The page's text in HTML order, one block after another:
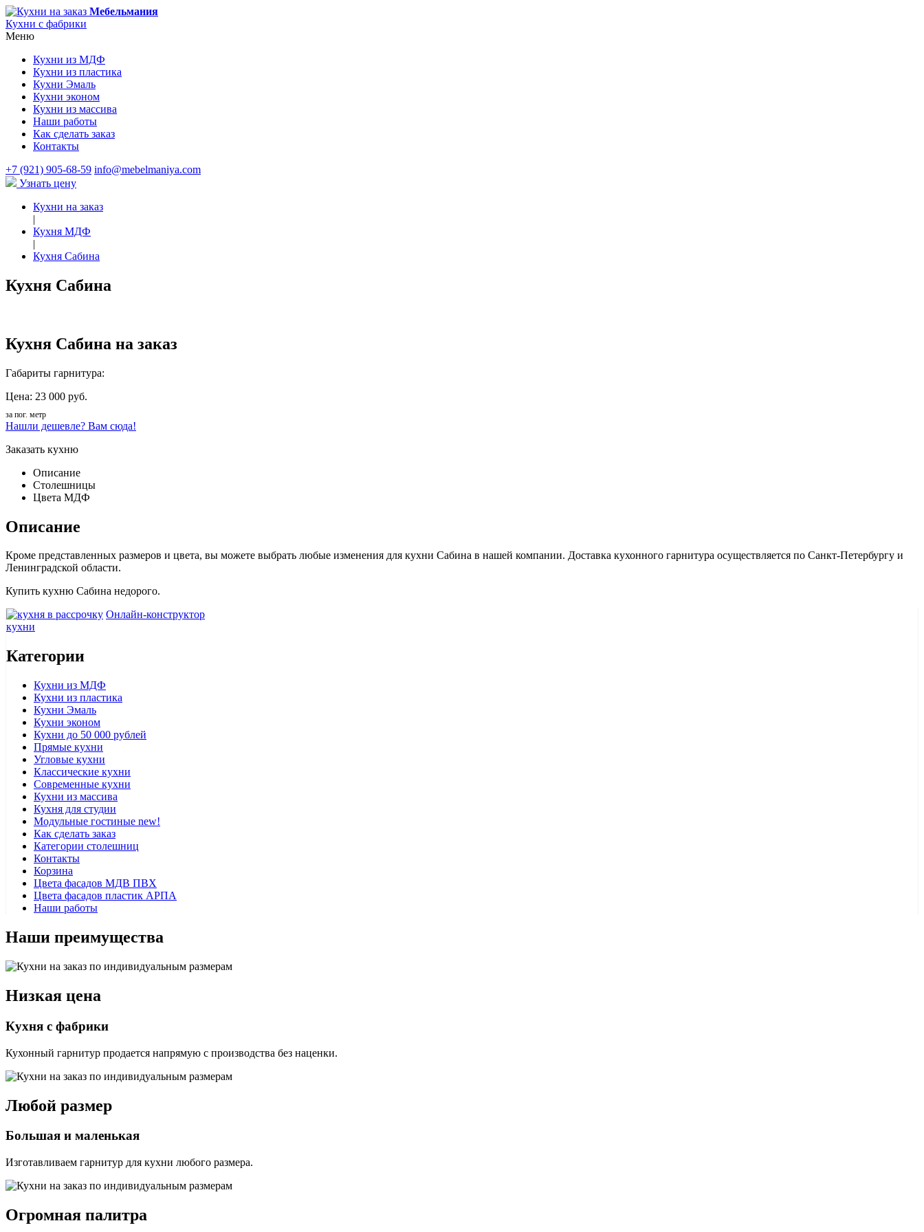
Мебельмания
Кухни с фабрики
Меню
Кухни из МДФ
Кухни из пластика
Кухни Эмаль
Кухни эконом
Кухни из массива
Наши работы
Как сделать заказ
Контакты
+7 (921) 905-68-59 info@mebelmaniya.com
Узнать цену
Кухни на заказ
|
Кухня МДФ
|
Кухня Сабина
Кухня Сабина
Кухня Сабина на заказ
Габариты гарнитура:
Цена: 23 000 руб.
за пог. метр
Нашли дешевле? Вам сюда!
Заказать кухню
Описание
Столешницы
Цвета МДФ
Описание
Кроме представленных размеров и цвета, вы можете выбрать любые изменения для кухни Сабина в нашей компании. Доставка кухонного гарнитура осуществляется по Санкт-Петербургу и
Ленинградской области.
Купить кухню Сабина недорого.
Онлайн-конструктор
кухни
Категории
Кухни из МДФ
Кухни из пластика
Кухни Эмаль
Кухни эконом
Кухни до 50 000 рублей
Прямые кухни
Угловые кухни
Классические кухни
Современные кухни
Кухни из массива
Кухня для студии
Модульные гостиные new!
Как сделать заказ
Категории столешниц
Контакты
Корзина
Цвета фасадов МДВ ПВХ
Цвета фасадов пластик АРПА
Наши работы
Наши преимущества
Низкая цена
Кухня с фабрики
Кухонный гарнитур продается напрямую с производства без наценки.
Любой размер
Большая и маленькая
Изготавливаем гарнитур для кухни любого размера.
Огромная палитра